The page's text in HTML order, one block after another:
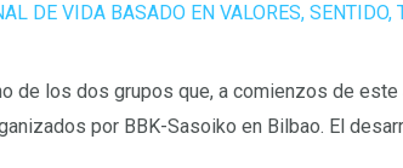
DE VIDA BASADO EN VALORES, SENTIDO,
de los dos grupos que, a comienzos de este
por BBK-Sasoiko en Bilbao. El